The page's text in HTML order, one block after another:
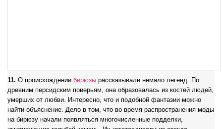
11. О происхождении бирюзы рассказывали немало легенд. По
древним персидским поверьям, она образовалась из костей людей,
умерших от любви. Интересно, что и подобной фантазии можно
найти объяснение. Дело в том, что во время распространения моды
на бирюзу начали появляться многочисленные подделки,